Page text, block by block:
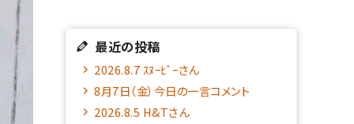
最近の投稿
2026.8.7 ｽﾇｰﾋﾟｰさん
8月7日（金）今日の一言コメント
2026.8.5 H&Tさん